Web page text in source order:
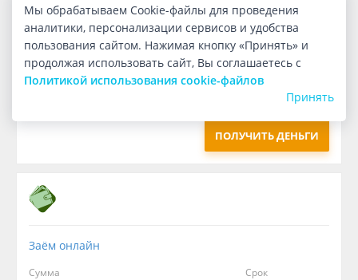
Первыйбесплатно
Заём онлайн
Сумма Срок
ПОЛУЧИТЬ ДЕНЬГИ
Заём онлайн
Сумма Срок
Мы обрабатываем Cookie-файлы для проведения
аналитики, персонализации сервисов и удобства
пользования сайтом. Нажимая кнопку «Принять» и
продолжая использовать сайт, Вы соглашаетесь с
Политикой использования cookie-файлов
Принять